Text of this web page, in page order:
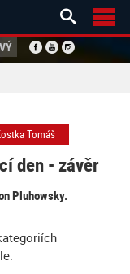
 
Tomáš
den - závěr
Pluhowsky.